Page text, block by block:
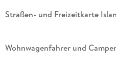
Straßen- und Freizeitkarte
Wohnwagenfahrer und Camper